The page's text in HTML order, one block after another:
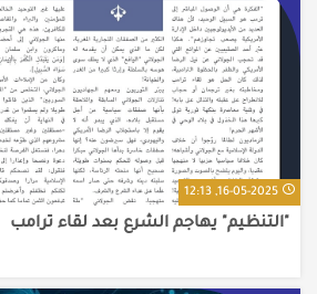
16-05-2025, 12:13
"التنظيم" يهاجم الشرع بعد لقاء ترامب